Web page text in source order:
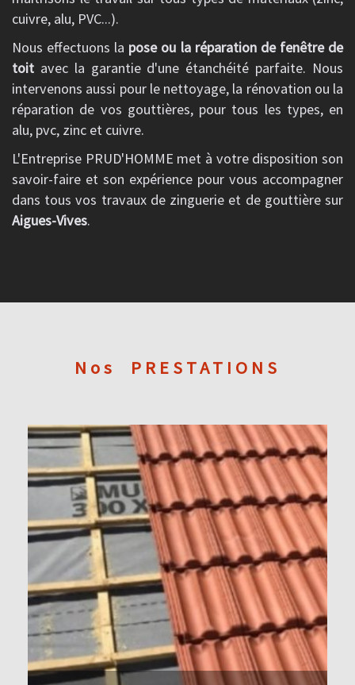
cuivre, alu, PVC...).
Nous effectuons la pose ou la réparation de fenêtre de
toit avec la garantie d'une étanchéité parfaite. Nous
intervenons aussi pour le nettoyage, la rénovation ou la
réparation de vos gouttières, pour tous les types, en
alu, pvc, zinc et cuivre.
L'Entreprise PRUD'HOMME met à votre disposition son
savoir-faire et son expérience pour vous accompagner
dans tous vos travaux de zinguerie et de gouttière sur
Aigues-Vives.
Nos PRESTATIONS